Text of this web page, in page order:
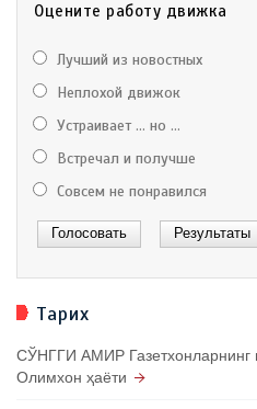
Оцените работу движка
Лучший из новостных
Неплохой движок
Устраивает ... но ...
Встречал и получше
Совсем не понравился
Тарих
СЎНГГИ АМИР Газетхонларнинг
Олимхон ҳаёти